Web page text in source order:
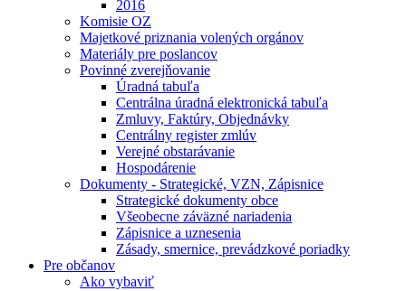
2016
Komisie OZ
Majetkové priznania volených orgánov
Materiály pre poslancov
Povinné zverejňovanie
Úradná tabuľa
Centrálna úradná elektronická tabuľa
Zmluvy, Faktúry, Objednávky
Centrálny register zmlúv
Verejné obstarávanie
Hospodárenie
Dokumenty - Strategické, VZN, Zápisnice
Strategické dokumenty obce
Všeobecne záväzné nariadenia
Zápisnice a uznesenia
Zásady, smernice, prevádzkové poriadky
Pre občanov
Ako vybaviť